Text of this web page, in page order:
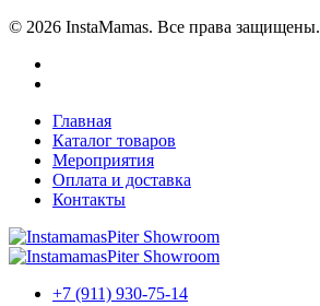
© 2026 InstaMamas. Все права защищены.
Главная
Каталог товаров
Мероприятия
Оплата и доставка
Контакты
+7 (911) 930-75-14